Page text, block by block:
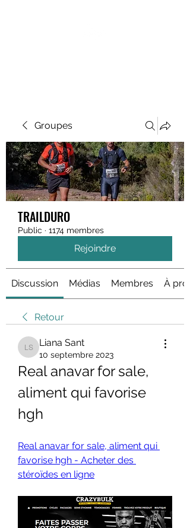
Groupes
TRAILDURO
Public · 1174 membres
Rejoindre
Discussion Médias Membres À
Retour
Liana Sant
Liana Sant
10 septembre 2023
Real anavar for sale,
aliment qui favorise
hgh
Real anavar for sale, aliment qui
favorise hgh - Acheter des
stéroïdes en ligne